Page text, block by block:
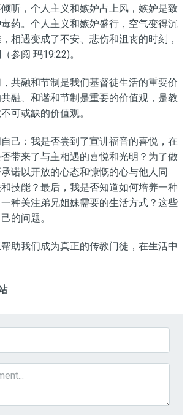
听，个人主义和嫉妒占上风， 嫉妒是致
药。 个人主义和嫉妒盛行，空气变得沉
相遇变成了不安、悲伤和沮丧的时刻，
（参阅 玛19:22)。
共融和节制 是我们基督徒生活的重要价
融、和谐和节制 是重要的价值观，是教
可或缺的价值观。
己 ： 我是否尝到了宣讲福音的喜悦，在
带来了与主相遇的喜悦和光明 ？ 为了做
诺以开放的心态和慷慨的心与他人同
技能？ 最后，我是否知道如何培养一种
种关注弟兄姐妹需要的生活方式？ 这些
的问题。
助我们成为真正的传教门徒，在生活中